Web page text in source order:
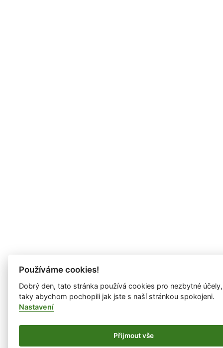
Používáme cookies!
Dobrý den, tato stránka používá cookies pro nezbytné
taky abychom pochopili jak jste s naší stránkou spokojeni.
Nastavení
Přijmout vše